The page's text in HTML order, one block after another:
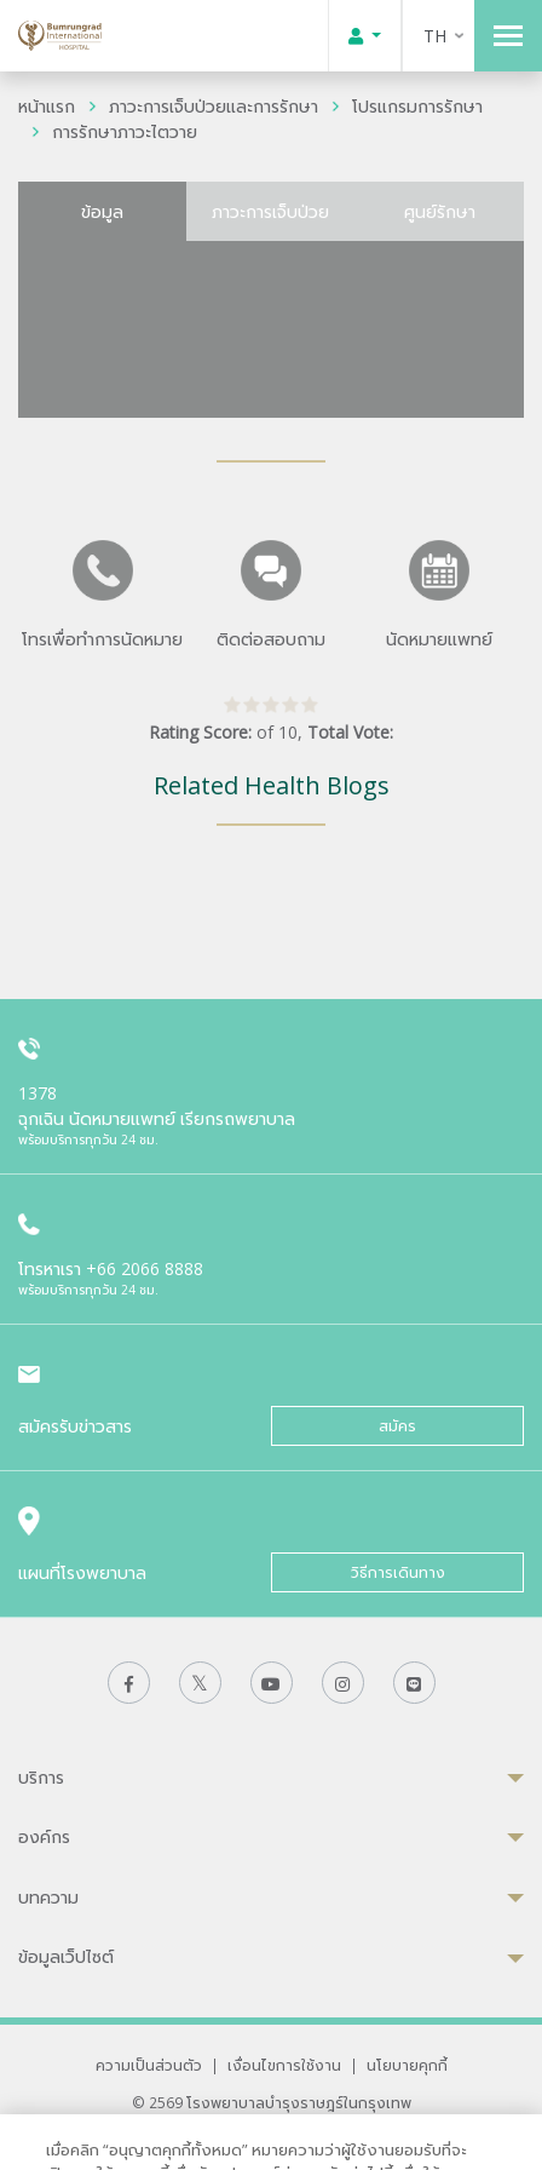
TH
หน้าแรก ภาวะการเจ็บป่วยและการรักษา
โปรแกรมการรักษา
การรักษาภาวะไตวาย
ข้อมูล ภาวะการเจ็บป่วย ศูนย์รักษา
โทรเพื่อทำการนัดหมาย ติดต่อสอบถาม นัดหมายแพทย์
Rating Score: of 10, Total Vote:
Related Health Blogs
1378
ฉุกเฉิน นัดหมายแพทย์ เรียกรถพยาบาล
พร้อมบริการทุกวัน 24 ชม.
โทรหาเรา +66 2066 8888
พร้อมบริการทุกวัน 24 ชม.
สมัครรับข่าวสาร สมัคร
แผนที่โรงพยาบาล วิธีการเดินทาง
บริการ
องค์กร
บทความ
ข้อมูลเว็ปไซต์
ความเป็นส่วนตัว | เงื่อนไขการใช้งาน |
นโยบายคุกกี้
© 2569 โรงพยาบาลบำรุงราษฎร์ในกรุงเทพ
เมื่อคลิก “อนุญาตคุกกี้ทั้งหมด” หมายความว่าผู้ใช้งานยอมรับที่จะ